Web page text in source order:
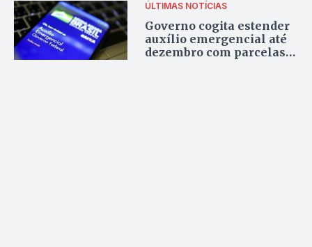
ÚLTIMAS NOTÍCIAS
Governo cogita estender
auxílio emergencial até
dezembro com parcelas